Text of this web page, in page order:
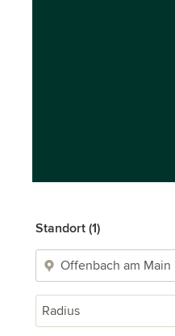
Standort (1)
Radius